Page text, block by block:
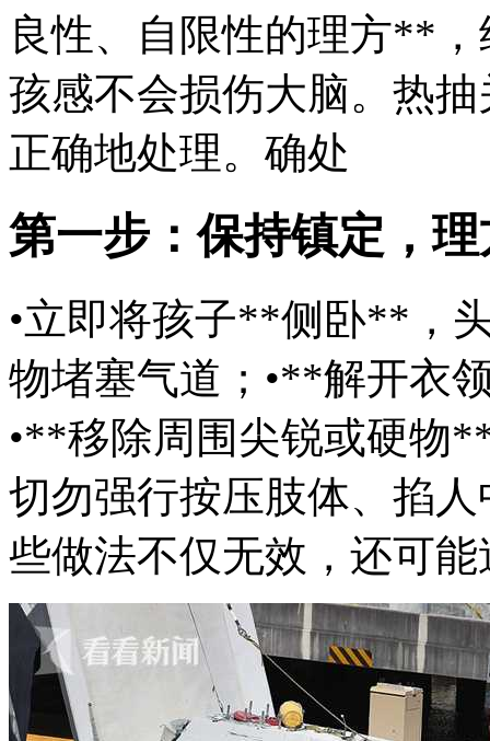
良性、自限性的理方**
孩感不会损伤大脑。热
正确地处理。确处
第一步：保持镇定，
•立即将孩子**侧卧**，
物堵塞气道；•**解开衣
•**移除周围尖锐或硬物
切勿强行按压肢体、掐
些做法不仅无效，还可